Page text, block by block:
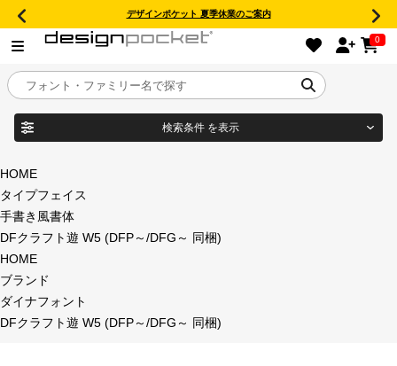
デザインポケット 夏季休業のご案内
0
目的別フォントガイド
特集
年間ライセンス商品
検索条件 を表示
商品名
フォント形式
HOME
タイプフェイス
手書き風書体
DFクラフト遊 W5 (DFP～/DFG～ 同梱)
HOME
ブランド
ダイナフォント
DFクラフト遊 W5 (DFP～/DFG～ 同梱)